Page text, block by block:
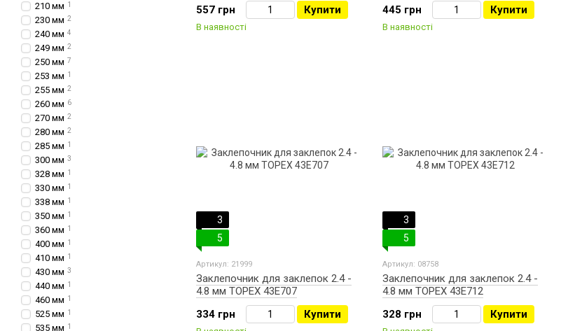
557 грн
Купити
В наявності
445 грн
Купити
В наявності
3
5
Артикул: 21999
Заклепочник для заклепок 2.4 -
4.8 мм TOPEX 43E707
334 грн
Купити
3
5
Артикул: 08758
Заклепочник для заклепок 2.4 -
4.8 мм TOPEX 43E712
328 грн
Купити
210 мм 1
230 мм 2
240 мм 4
249 мм 2
250 мм 7
253 мм 1
255 мм 2
260 мм 6
270 мм 2
280 мм 2
285 мм 1
300 мм 3
328 мм 1
330 мм 1
338 мм 1
350 мм 1
360 мм 1
400 мм 1
410 мм 1
430 мм 3
440 мм 1
460 мм 1
525 мм 1
535 мм 1